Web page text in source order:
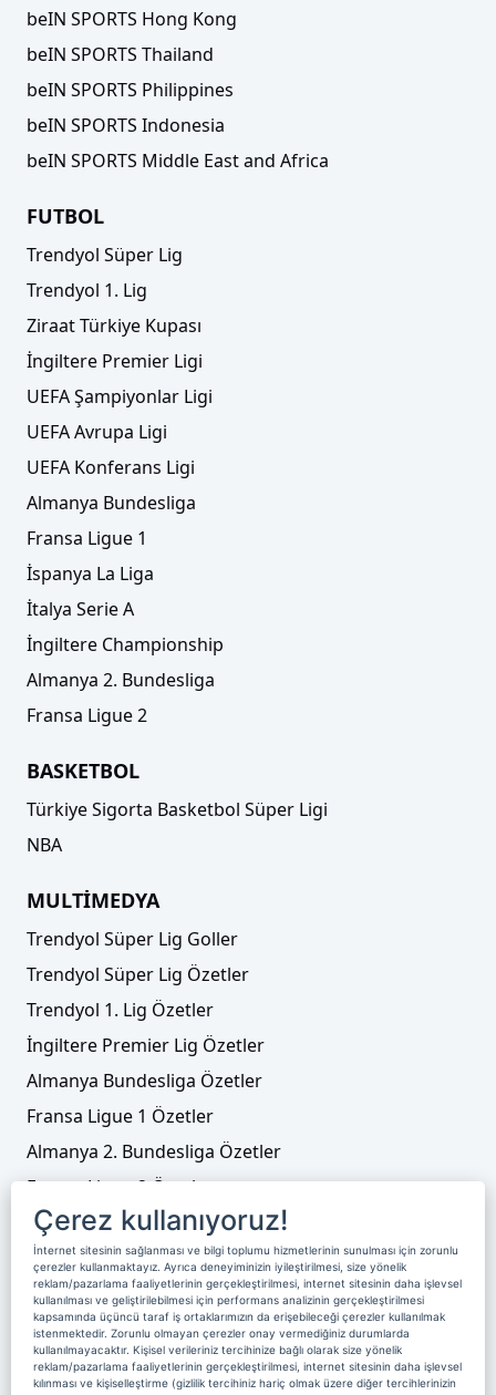
beIN SPORTS Hong Kong
beIN SPORTS Thailand
beIN SPORTS Philippines
beIN SPORTS Indonesia
beIN SPORTS Middle East and Africa
FUTBOL
Trendyol Süper Lig
Trendyol 1. Lig
Ziraat Türkiye Kupası
İngiltere Premier Ligi
UEFA Şampiyonlar Ligi
UEFA Avrupa Ligi
UEFA Konferans Ligi
Almanya Bundesliga
Fransa Ligue 1
İspanya La Liga
İtalya Serie A
İngiltere Championship
Almanya 2. Bundesliga
Fransa Ligue 2
BASKETBOL
Türkiye Sigorta Basketbol Süper Ligi
NBA
MULTİMEDYA
Trendyol Süper Lig Goller
Trendyol Süper Lig Özetler
Trendyol 1. Lig Özetler
İngiltere Premier Lig Özetler
Almanya Bundesliga Özetler
Fransa Ligue 1 Özetler
Almanya 2. Bundesliga Özetler
Fransa Ligue 2 Özetler
Tenis
Video Liste
Foto Galeriler
Üyelik Yayın Akışı Reklam
Site Sözleşmesi
Çerez kullanıyoruz!
İnternet sitesinin sağlanması ve bilgi toplumu hizmetlerinin sunulması için zorunlu
çerezler kullanmaktayız. Ayrıca deneyiminizin iyileştirilmesi, size yönelik
reklam/pazarlama faaliyetlerinin gerçekleştirilmesi, internet sitesinin daha işlevsel
kullanılması ve geliştirilebilmesi için performans analizinin gerçekleştirilmesi
kapsamında üçüncü taraf iş ortaklarımızın da erişebileceği çerezler kullanılmak
istenmektedir. Zorunlu olmayan çerezler onay vermediğiniz durumlarda
kullanılmayacaktır. Kişisel verileriniz tercihinize bağlı olarak size yönelik
reklam/pazarlama faaliyetlerinin gerçekleştirilmesi, internet sitesinin daha işlevsel
kılınması ve kişiselleştirme (gizlilik tercihiniz hariç olmak üzere diğer tercihlerinizin